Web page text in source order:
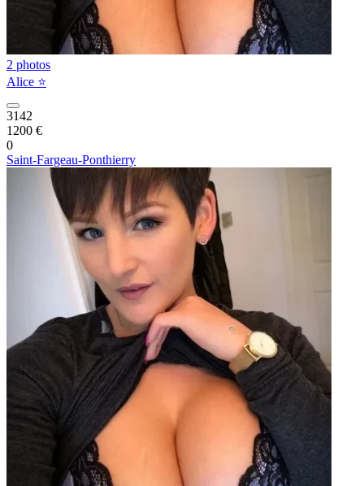
2 photos
Alice ⭐️
3142
1200 €
0
Saint-Fargeau-Ponthierry